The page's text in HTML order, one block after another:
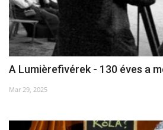
Társadalom
Kisebbségpolitika
A Lumièrefivérek - 130 éves a
Mar 29, 2025